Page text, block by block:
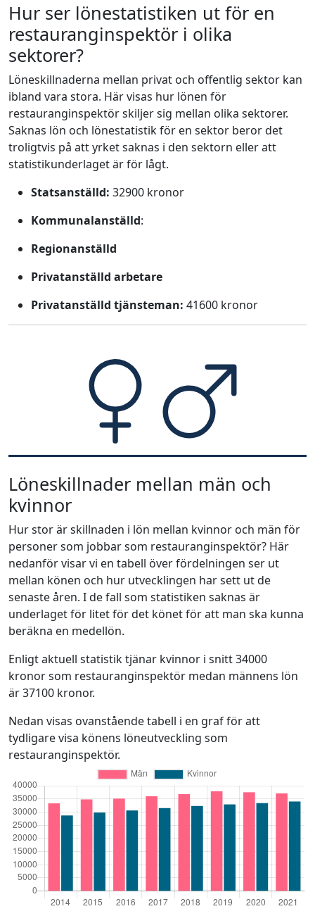
Hur ser lönestatistiken ut för en
restauranginspektör i olika
sektorer?
Löneskillnaderna mellan privat och offentlig sektor kan
ibland vara stora. Här visas hur lönen för
restauranginspektör skiljer sig mellan olika sektorer.
Saknas lön och lönestatistik för en sektor beror det
troligtvis på att yrket saknas i den sektorn eller att
statistikunderlaget är för lågt.
Statsanställd: 32900 kronor
Kommunalanställd:
Regionanställd
Privatanställd arbetare
Privatanställd tjänsteman: 41600 kronor
Löneskillnader mellan män och
kvinnor
Hur stor är skillnaden i lön mellan kvinnor och män för
personer som jobbar som restauranginspektör? Här
nedanför visar vi en tabell över fördelningen ser ut
mellan könen och hur utvecklingen har sett ut de
senaste åren. I de fall som statistiken saknas är
underlaget för litet för det könet för att man ska kunna
beräkna en medellön.
Enligt aktuell statistik tjänar kvinnor i snitt 34000
kronor som restauranginspektör medan männens lön
är 37100 kronor.
Nedan visas ovanstående tabell i en graf för att
tydligare visa könens löneutveckling som
restauranginspektör.